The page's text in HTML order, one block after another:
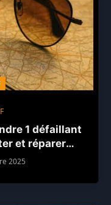
1 défaillant
et réparer
2025